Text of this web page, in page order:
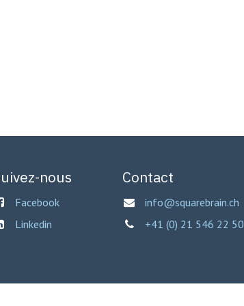
nous
Facebook
Linkedin
Contact
info@squarebrain.ch
+41 (0) 21 546 22 50